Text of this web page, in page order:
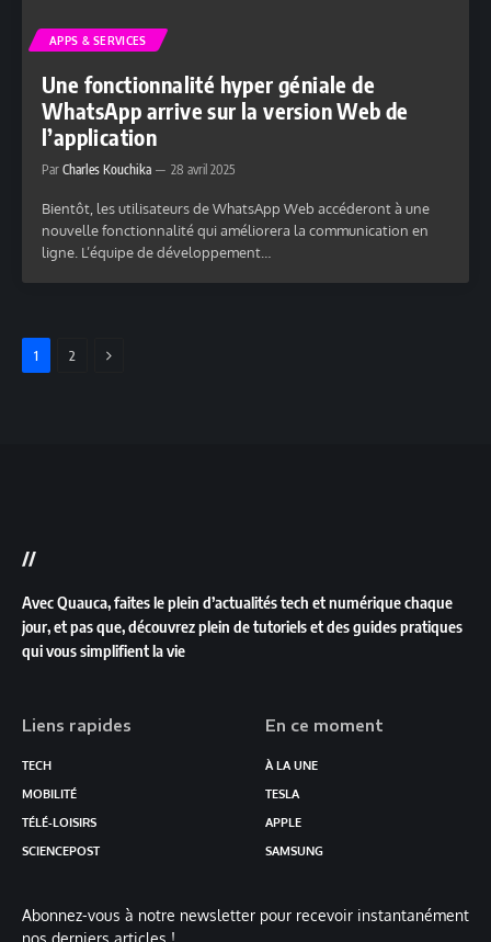
APPS & SERVICES
Une fonctionnalité hyper géniale de
WhatsApp arrive sur la version Web de
l’application
Par Charles Kouchika 28 avril 2025
Bientôt, les utilisateurs de WhatsApp Web accéderont à une
nouvelle fonctionnalité qui améliorera la communication en
ligne. L’équipe de développement…
1 2 SUIVANT
//
Avec Quauca, faites le plein d’actualités tech et numérique chaque
jour, et pas que, découvrez plein de tutoriels et des guides pratiques
qui vous simplifient la vie
Liens rapides
TECH
MOBILITÉ
TÉLÉ-LOISIRS
SCIENCEPOST
En ce moment
À LA UNE
TESLA
APPLE
SAMSUNG
Abonnez-vous à notre newsletter pour recevoir instantanément
nos derniers articles !